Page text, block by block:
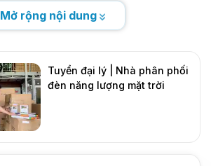
Mở rộng nội dung
Tuyển đại lý | Nhà phân phối
đèn năng lượng mặt trời